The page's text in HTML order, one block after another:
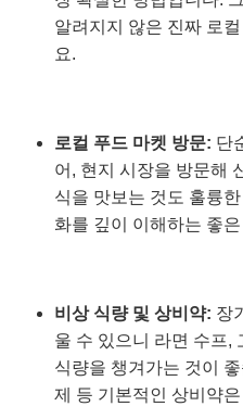
알려지지 않은 진짜 로
요.
로컬 푸드 마켓 방문: 단
어, 현지 시장을 방문해
식을 맛보는 것도 훌륭
화를 깊이 이해하는 좋
비상 식량 및 상비약: 장
울 수 있으니 라면 수프,
식량을 챙겨가는 것이
제 등 기본적인 상비약